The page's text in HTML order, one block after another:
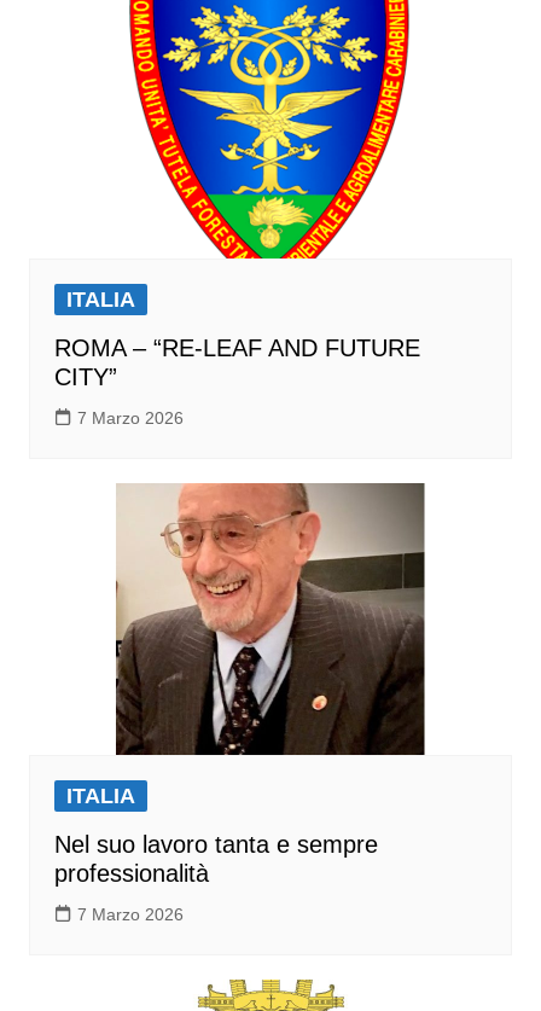
ITALIA
ROMA – “RE-LEAF AND FUTURE
CITY”
7 Marzo 2026
ITALIA
Nel suo lavoro tanta e sempre
professionalità
7 Marzo 2026